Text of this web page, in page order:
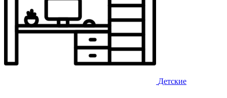
Детские